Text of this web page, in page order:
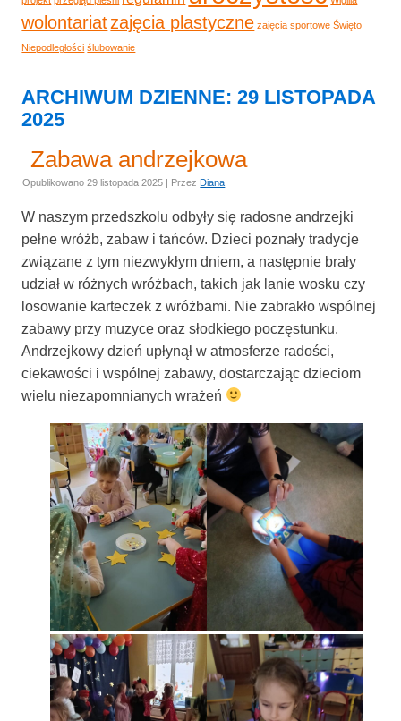
wolontariatzajęcia plastyczne zajęcia sportowe Święto
Niepodległości ślubowanie
ARCHIWUM DZIENNE:29 LISTOPADA
2025
Zabawa andrzejkowa
Opublikowano 29 listopada 2025 | Przez Diana
W naszym przedszkolu odbyły się radosne andrzejki
pełne wróżb, zabaw i tańców. Dzieci poznały tradycje
związane z tym niezwykłym dniem, a następnie brały
udział w różnych wróżbach, takich jak lanie wosku czy
losowanie karteczek z wróżbami. Nie zabrakło wspólnej
zabawy przy muzyce oraz słodkiego poczęstunku.
Andrzejkowy dzień upłynął w atmosferze radości,
ciekawości i wspólnej zabawy, dostarczając dzieciom
wielu niezapomnianych wrażeń